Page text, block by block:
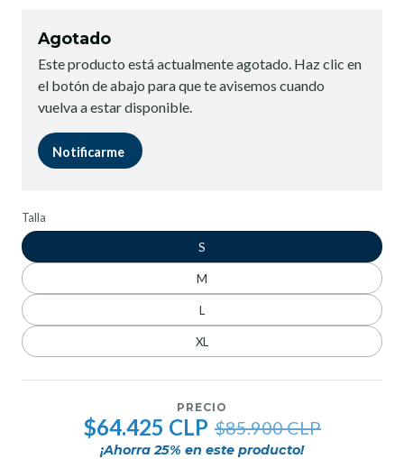
Agotado
Este producto está actualmente agotado. Haz clic en
el botón de abajo para que te avisemos cuando
vuelva a estar disponible.
Notificarme
Talla
S
M
L
XL
PRECIO
$64.425 CLP $85.900 CLP
¡Ahorra25% en este producto!